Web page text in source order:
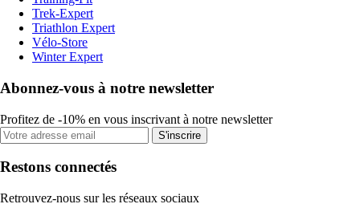
Trek-Expert
Triathlon Expert
Vélo-Store
Winter Expert
Abonnez-vous à notre newsletter
Profitez de -10% en vous inscrivant à notre newsletter
S'inscrire
Restons connectés
Retrouvez-nous sur les réseaux sociaux